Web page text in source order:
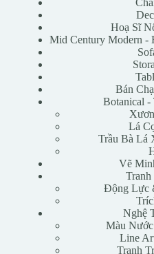
Hoạ Sĩ
Mid Century Modern
Bán
Botanical
Lá
Trầu Bà Lá
Vẽ
Động Lực
Nghệ
Màu
Line
Tranh